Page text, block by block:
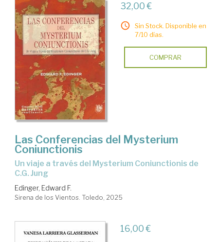
32,00 €
Sin Stock. Disponible en
7/10 días.
COMPRAR
Las Conferencias del Mysterium
Coniunctionis
Un viaje a través del Mysterium Coniunctionis de
C.G. Jung
Edinger, Edward F.
Sirena de los Vientos. Toledo, 2025
16,00 €